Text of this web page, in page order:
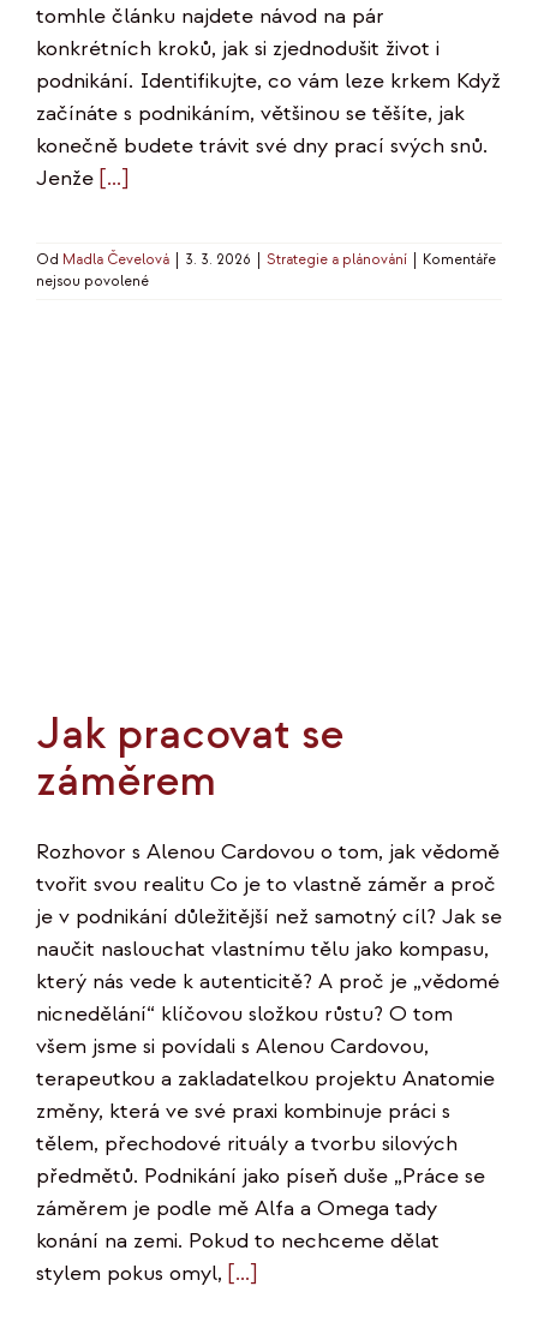
tomhle článku najdete návod na pár
konkrétních kroků, jak si zjednodušit život i
podnikání. Identifikujte, co vám leze krkem Když
začínáte s podnikáním, většinou se těšíte, jak
konečně budete trávit své dny prací svých snů.
Jenže [...]
Od Madla Čevelová 3. 3. 2026 Strategie a plánování
Komentáře
nejsou povolenéu
Jak pracovat se
záměrem
Rozhovor s Alenou Cardovou o tom, jak vědomě
tvořit svou realitu Co je to vlastně záměr a proč
je v podnikání důležitější než samotný cíl? Jak se
naučit naslouchat vlastnímu tělu jako kompasu,
který nás vede k autenticitě? A proč je „vědomé
nicnedělání“ klíčovou složkou růstu? O tom
všem jsme si povídali s Alenou Cardovou,
terapeutkou a zakladatelkou projektu Anatomie
změny, která ve své praxi kombinuje práci s
tělem, přechodové rituály a tvorbu silových
předmětů. Podnikání jako píseň duše „Práce se
záměrem je podle mě Alfa a Omega tady
konání na zemi. Pokud to nechceme dělat
stylem pokus omyl, [...]